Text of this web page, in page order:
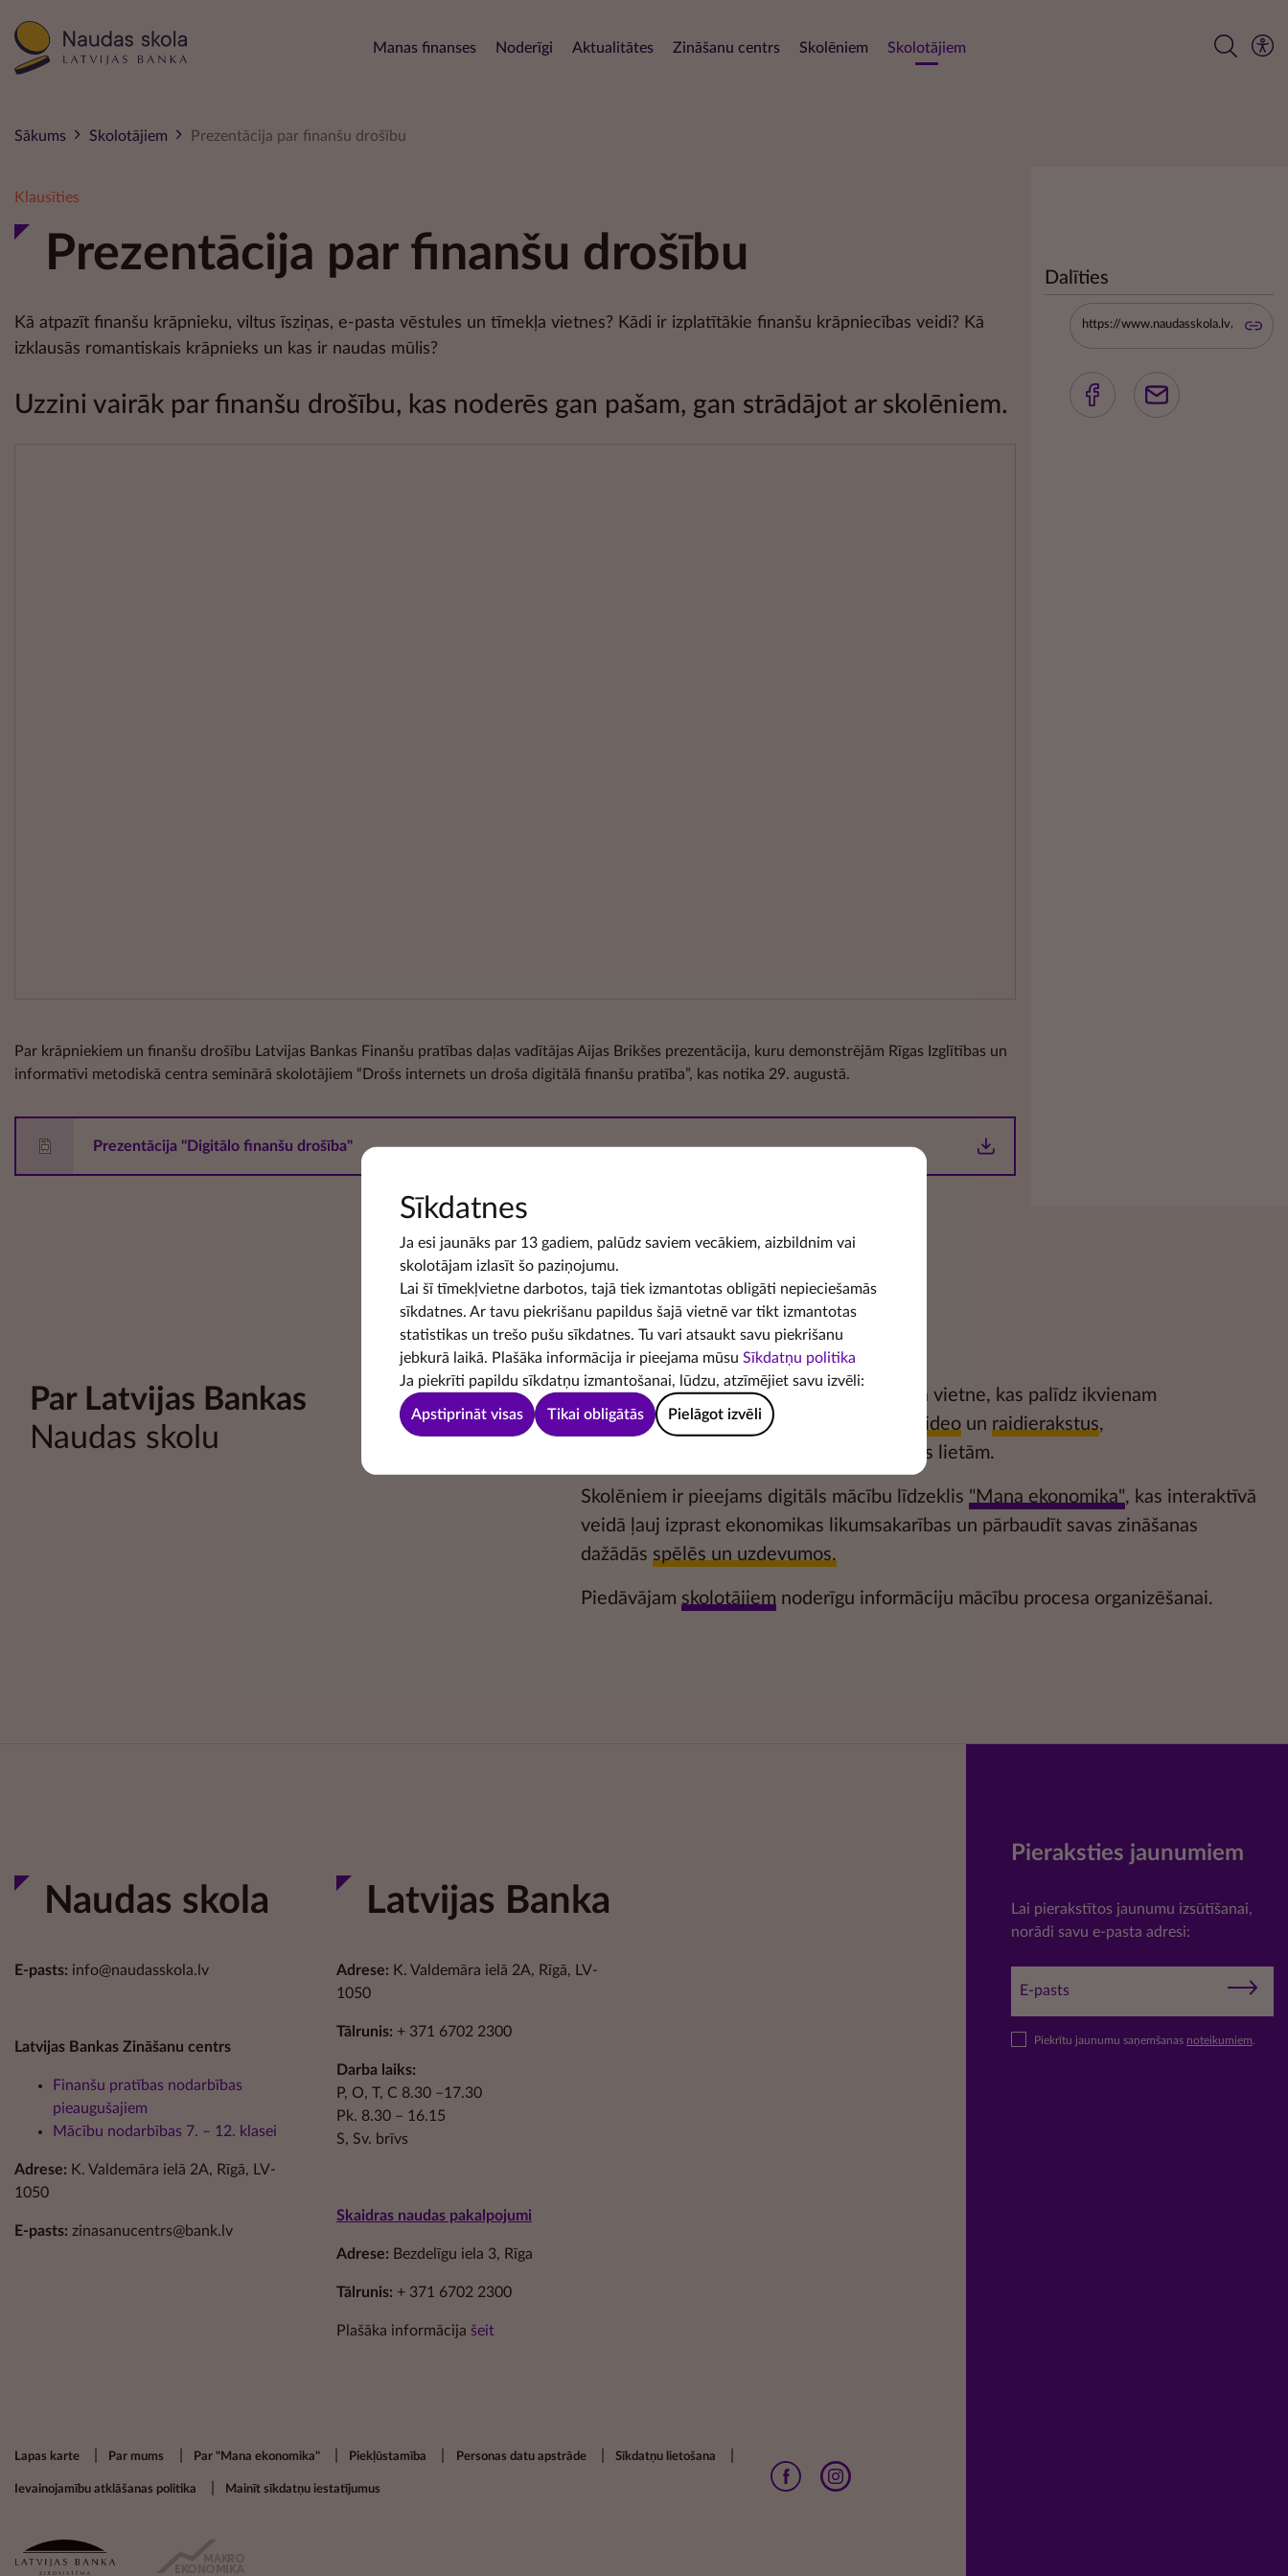
Sīkdatnes
Ja esi jaunāks par 13 gadiem, palūdz saviem vecākiem, aizbildnim vai
skolotājam izlasīt šo paziņojumu.
Lai šī tīmekļvietne darbotos, tajā tiek izmantotas obligāti nepieciešamās
sīkdatnes. Ar tavu piekrišanu papildus šajā vietnē var tikt izmantotas
statistikas un trešo pušu sīkdatnes. Tu vari atsaukt savu piekrišanu
jebkurā laikā. Plašāka informācija ir pieejama mūsu Sīkdatņu politika
Ja piekrīti papildu sīkdatņu izmantošanai, lūdzu, atzīmējiet savu izvēli:
Apstiprināt visas Tikai obligātās Pielāgot izvēli
Main navigation
Manas finanses Noderīgi Aktualitātes Zināšanu centrs Skolēniem Skolotājiem
Sākums Skolotājiem Prezentācija par finanšu drošību
Klausīties
Prezentācija par finanšu drošību
Kā atpazīt finanšu krāpnieku, viltus īsziņas, e-pasta vēstules un tīmekļa vietnes? Kādi ir izplatītākie finanšu krāpniecības veidi? Kā
izklausās romantiskais krāpnieks un kas ir naudas mūlis?
Uzzini vairāk par finanšu drošību, kas noderēs gan pašam, gan strādājot ar skolēniem.
Par krāpniekiem un finanšu drošību Latvijas Bankas Finanšu pratības daļas vadītājas Aijas Brikšes prezentācija, kuru demonstrējām Rīgas Izglītības un
informatīvi metodiskā centra seminārā skolotājiem “Drošs internets un droša digitālā finanšu pratība”, kas notika 29. augustā.
Prezentācija "Digitālo finanšu drošība"
Dalīties
Par Latvijas Bankas
Naudas skolu
Latvijas Bankas Naudas skola ir izglītojoša vietne, kas palīdz ikvienam
uzlabot finanšu pratību. Te vari skatīties video un raidierakstus,
par dažādām naudas lietām.
Skolēniem ir pieejams digitāls mācību līdzeklis "Mana ekonomika", kas interaktīvā
veidā ļauj izprast ekonomikas likumsakarības un pārbaudīt savas zināšanas
dažādās spēlēs un uzdevumos.
Piedāvājam skolotājiem noderīgu informāciju mācību procesa organizēšanai.
Naudas skola
E-pasts: info@naudasskola.lv
Latvijas Bankas Zināšanu centrs
Finanšu pratības nodarbības
pieaugušajiem
Mācību nodarbības 7. – 12. klasei
Adrese: K. Valdemāra ielā 2A, Rīgā, LV-
1050
E-pasts: zinasanucentrs@bank.lv
Latvijas Banka
Adrese: K. Valdemāra ielā 2A, Rīgā, LV-
1050
Tālrunis: + 371 6702 2300
Darba laiks:
P, O, T, C 8.30 –17.30
Pk. 8.30 – 16.15
S, Sv. brīvs
Skaidras naudas pakalpojumi
Adrese: Bezdelīgu iela 3, Rīga
Tālrunis: + 371 6702 2300
Plašāka informācija šeit
Footer secondary menu
Lapas karte Par mums Par "Mana ekonomika" Piekļūstamība Personas datu apstrāde Sīkdatņu lietošana
Ievainojamību atklāšanas politika Mainīt sīkdatņu iestatījumus
Pieraksties jaunumiem
Lai pierakstītos jaunumu izsūtīšanai,
norādi savu e-pasta adresi:
Piekrītu jaunumu saņemšanas noteikumiem.